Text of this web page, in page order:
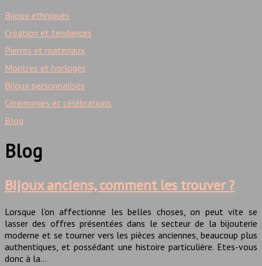
Bijoux ethniques
Création et tendances
Pierres et matériaux
Montres et horloges
Bijoux personnalisés
Cérémonies et célébrations
Blog
Blog
Bijoux anciens, comment les trouver ?
Lorsque l’on affectionne les belles choses, on peut vite se
lasser des offres présentées dans le secteur de la bijouterie
moderne et se tourner vers les pièces anciennes, beaucoup plus
authentiques, et possédant une histoire particulière. Etes-vous
donc à la…